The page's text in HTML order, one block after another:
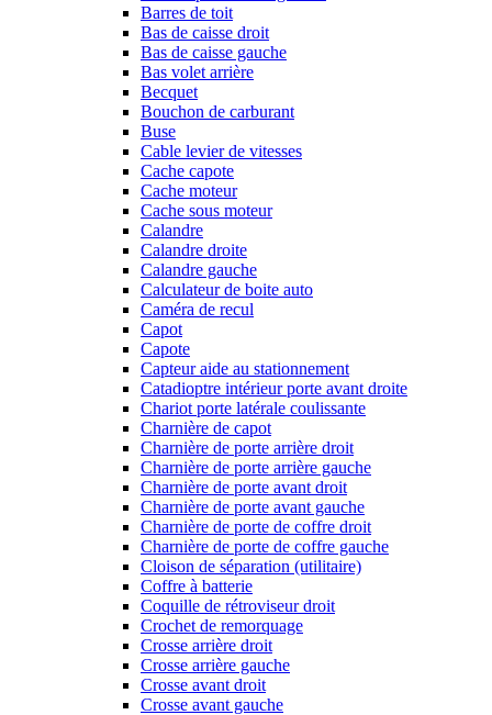
Barres de toit
Bas de caisse droit
Bas de caisse gauche
Bas volet arrière
Becquet
Bouchon de carburant
Buse
Cable levier de vitesses
Cache capote
Cache moteur
Cache sous moteur
Calandre
Calandre droite
Calandre gauche
Calculateur de boite auto
Caméra de recul
Capot
Capote
Capteur aide au stationnement
Catadioptre intérieur porte avant droite
Chariot porte latérale coulissante
Charnière de capot
Charnière de porte arrière droit
Charnière de porte arrière gauche
Charnière de porte avant droit
Charnière de porte avant gauche
Charnière de porte de coffre droit
Charnière de porte de coffre gauche
Cloison de séparation (utilitaire)
Coffre à batterie
Coquille de rétroviseur droit
Crochet de remorquage
Crosse arrière droit
Crosse arrière gauche
Crosse avant droit
Crosse avant gauche